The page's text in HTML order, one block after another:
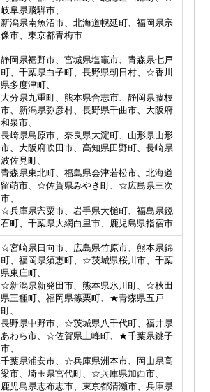
岐阜県飛騨市、
新潟県南魚沼市、北海道幌延町、福岡県宗
像市、東京都青梅市
静岡県裾野市、宮城県塩竈市、青森県七戸
町、千葉県白子町、長野県朝日村、☆香川
県多度津町、
大分県九重町、熊本県合志市、静岡県藤枝
市、新潟県弥彦村、長野県千曲市、大阪府
和泉市、
長崎県島原市、奈良県大淀町、山形県山形
市、大阪府吹田市、高知県田野町、長崎県
波佐見町、
青森県東北町、福島県会津若松市、北海道
留萌市、☆佐賀県みやき町、☆広島県三次
市、
☆兵庫県宍粟市、岩手県大槌町、福島県鏡
石町、千葉県大網白里市、鹿児島県指宿市
☆宮崎県日向市、広島県竹原市、熊本県錦
町、福岡県須恵町、☆茨城県桜川市、千葉
県東庄町、
☆新潟県新発田市、熊本県氷川町、☆秋田
県三種町、福岡県篠栗町、★青森県五戸
町、
長野県中野市、☆茨城県八千代町、福井県
あわら市、☆佐賀県上峰町、★千葉県銚子
市、
千葉県浦安市、☆兵庫県洲本市、岡山県高
梁市、埼玉県宮代町、☆兵庫県加西市、
鹿児島県志布志市、東京都清瀬市、兵庫県